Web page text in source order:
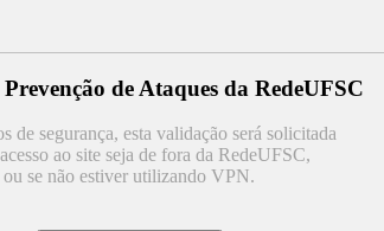
Prevenção de Ataques da RedeUFSC
de segurança, esta validação será solicitada
ao site seja de fora da RedeUFSC,
ou se não estiver utilizando VPN.